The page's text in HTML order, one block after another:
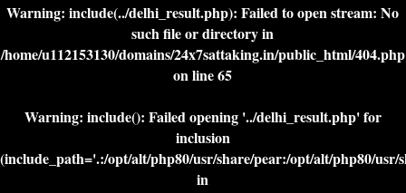
Warning: include(../delhi_result.php): Failed to open stream: No
such file or directory in
/home/u112153130/domains/24x7sattaking.in/public_html/404.php
on line65
Warning: include(): Failed opening '../delhi_result.php' for
inclusion
(include_path='.:/opt/alt/php80/usr/share/pear:/opt/alt/php80/
in